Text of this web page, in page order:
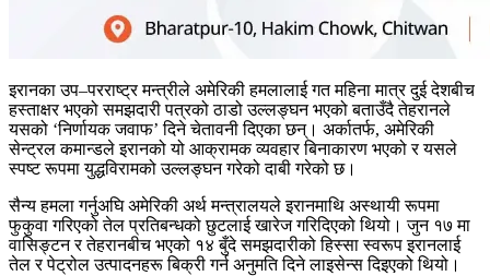
इरानका उप–परराष्ट्र मन्त्रीले अमेरिकी हमलालाई गत महिना मात्र दुई देशबीच
हस्ताक्षर भएको समझदारी पत्रको ठाडो उल्लङ्घन भएको बताउँदै तेहरानले
यसको ‘निर्णायक जवाफ’ दिने चेतावनी दिएका छन्। अर्कातर्फ, अमेरिकी
सेन्ट्रल कमान्डले इरानको यो आक्रामक व्यवहार बिनाकारण भएको र यसले
स्पष्ट रूपमा युद्धविरामको उल्लङ्घन गरेको दाबी गरेको छ।
सैन्य हमला गर्नुअघि अमेरिकी अर्थ मन्त्रालयले इरानमाथि अस्थायी रूपमा
फुकुवा गरिएको तेल प्रतिबन्धको छुटलाई खारेज गरिदिएको थियो। जुन १७ मा
वासिङ्टन र तेहरानबीच भएको १४ बुँदे समझदारीको हिस्सा स्वरूप इरानलाई
तेल र पेट्रोल उत्पादनहरू बिक्री गर्न अनुमति दिने लाइसेन्स दिइएको थियो।